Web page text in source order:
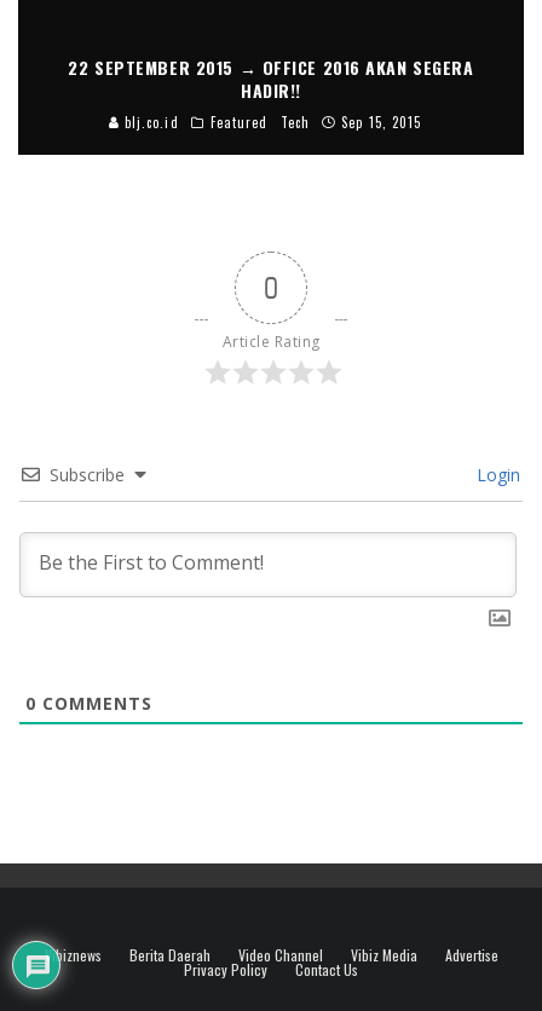
22 SEPTEMBER 2015 → OFFICE 2016 AKAN SEGERA
HADIR!!
blj.co.id Featured Tech Sep 15, 2015
0
Article Rating
Subscribe Login
0 COMMENTS
Vibiznews Berita Daerah Video Channel Vibiz Media Advertise
Privacy Policy Contact Us